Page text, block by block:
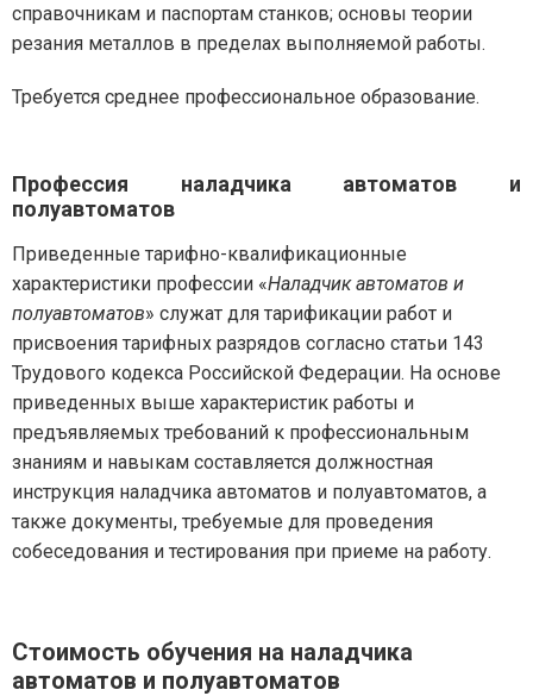
справочникам и паспортам станков; основы теории
резания металлов в пределах выполняемой работы.
Требуется среднее профессиональное образование.
Профессия наладчика автоматов и
полуавтоматов
Приведенные тарифно-квалификационные
характеристики профессии «Наладчик автоматов и
полуавтоматов» служат для тарификации работ и
присвоения тарифных разрядов согласно статьи 143
Трудового кодекса Российской Федерации. На основе
приведенных выше характеристик работы и
предъявляемых требований к профессиональным
знаниям и навыкам составляется должностная
инструкция наладчика автоматов и полуавтоматов, а
также документы, требуемые для проведения
собеседования и тестирования при приеме на работу.
Стоимость обучения на наладчика
автоматов и полуавтоматов